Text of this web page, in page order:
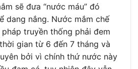
sẽ đưa “nước máu” đó
dang nắng. Nước mắm chế
truyền thống phải đem
gian từ 6 đến 7 tháng và
bởi vì chính thứ nước này